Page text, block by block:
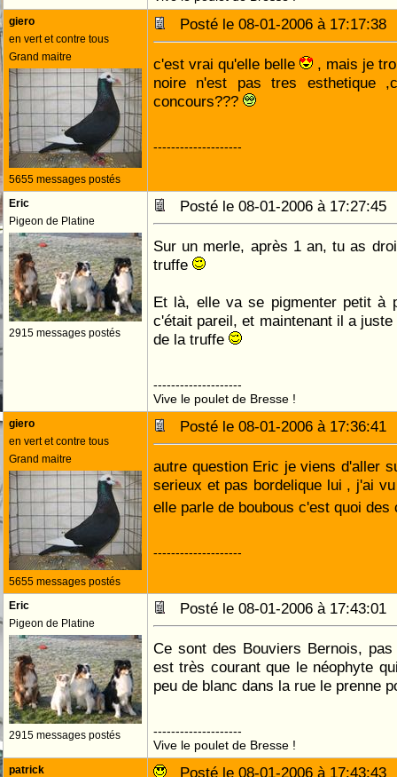
giero
en vert et contre tous
Grand maitre
5655 messages postés
Posté le 08-01-2006 à
c'est vrai qu'elle belle
, mais je
noire n'est pas tres esthetique
concours???
--------------------
Eric
Pigeon de Platine
2915 messages postés
Posté le 08-01-2006 à
Sur un merle, après 1 an, tu as
truffe
Et là, elle va se pigmenter petit à
c'était pareil, et maintenant il a
de la truffe
--------------------
Vive le poulet de Bresse !
giero
en vert et contre tous
Grand maitre
5655 messages postés
Posté le 08-01-2006 à
autre question Eric je viens d'aller
serieux et pas bordelique lui , j'ai
elle parle de boubous c'est quoi
--------------------
Eric
Pigeon de Platine
2915 messages postés
Posté le 08-01-2006 à
Ce sont des Bouviers Bernois,
est très courant que le néophyte
peu de blanc dans la rue le prenne
--------------------
Vive le poulet de Bresse !
patrick Posté le 08-01-2006 à